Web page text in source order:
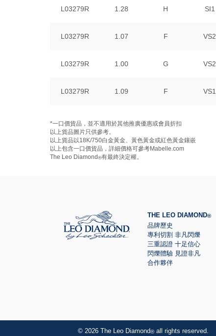
L03279R 1.28 H SI1
L03279R 1.07 F VS2
L03279R 1.00 G VS2
L03279R 1.09 F VS1
*一口價貨品，並不適用於其他推廣優惠或會員折扣
以上貨品圖片只供參考。
以上貨品以18K/750白金黃金、黃色黃金或紅色黃金鑲嵌
以上包含一口價貨品，詳細價格可參考Mabelle.com
The Leo Diamond®有最終決定權。
THE LEO DIAMOND®
品牌歷史
專利切割 非凡閃爍
三重認證 十足信心
閃爍體驗 見證非凡
合作夥伴
© 2026 The Leo Diamond®all rights reserved.